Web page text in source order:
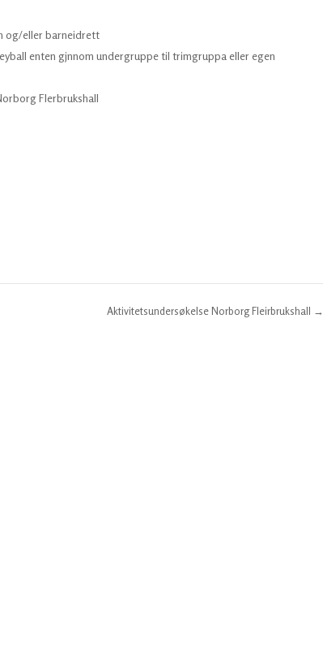
og/eller barneidrett
enten gjnnom undergruppe til trimgruppa eller egen
Flerbrukshall
Aktivitetsundersøkelse Norborg Fleirbrukshall →